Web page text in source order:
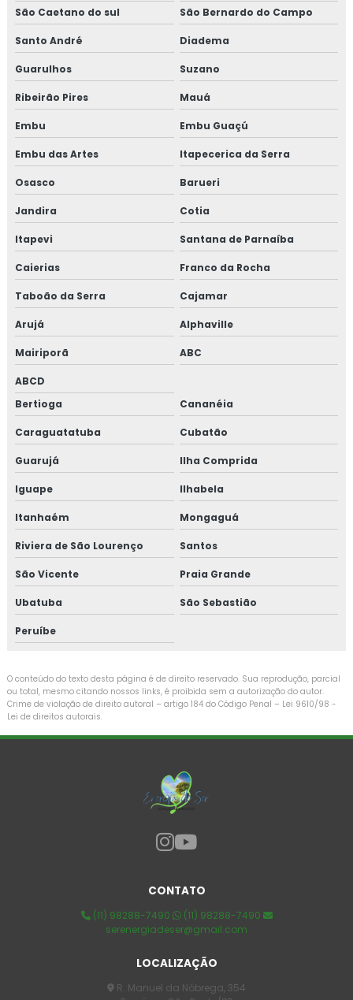
São Caetano do sul
São Bernardo do Campo
Santo André Diadema
Guarulhos Suzano
Ribeirão Pires Mauá
Embu Embu Guaçú
Embu das Artes Itapecerica da Serra
Osasco Barueri
Jandira Cotia
Itapevi Santana de Parnaíba
Caierias Franco da Rocha
Taboão da Serra Cajamar
Arujá Alphaville
Mairiporã ABC
ABCD
Bertioga
Cananéia
Caraguatatuba Cubatão
Guarujá Ilha Comprida
Iguape Ilhabela
Itanhaém Mongaguá
Riviera de São Lourenço Santos
São Vicente Praia Grande
Ubatuba São Sebastião
Peruíbe
O conteúdo do texto desta página é de direito reservado. Sua reprodução, parcial
ou total, mesmo citando nossos links, é proibida sem a autorização do autor.
Crime de violação de direito autoral – artigo 184 do Código Penal – Lei 9610/98 -
Lei de direitos autorais.
CONTATO
(11) 98288-7490
(11) 98288-7490
serenergiadeser@gmail.com
LOCALIZAÇÃO
R. Manuel da Nóbrega, 354